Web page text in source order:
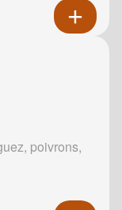
poivrons,